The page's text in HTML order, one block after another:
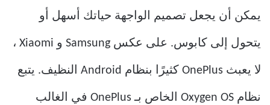
يمكن أن يجعل تصميم الواجهة حياتك أسهل أو
يتحول إلى كابوس. على عكس Samsung و Xiaomi ،
لا يعبث OnePlus كثيرًا بنظام Android النظيف. يتبع
نظام Oxygen OS الخاص بـ OnePlus في الغالب